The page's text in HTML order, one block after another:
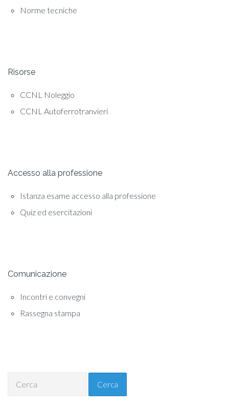
Norme tecniche
Risorse
CCNL Noleggio
CCNL Autoferrotranvieri
Accesso alla professione
Istanza esame accesso alla professione
Quiz ed esercitazioni
Comunicazione
Incontri e convegni
Rassegna stampa
Cerca